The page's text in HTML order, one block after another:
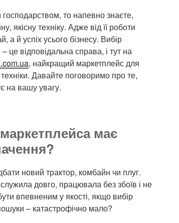
господарством, то напевно знаєте,
якісну техніку. Адже від її роботи
а й успіх усього бізнесу. Вибір
– це відповідальна справа, і тут на
, найкращий маркетплейс для
техніки. Давайте поговоримо про те,
на вашу увагу.
має
новий трактор, комбайн чи плуг.
довго, працювала без збоїв і не
впевненим у якості, якщо вибір
– катастрофічно мало?